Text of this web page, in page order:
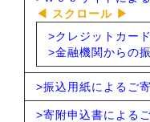
>クレジットカー
>金融機関からの
>振込用紙によるご
>寄附申込書による